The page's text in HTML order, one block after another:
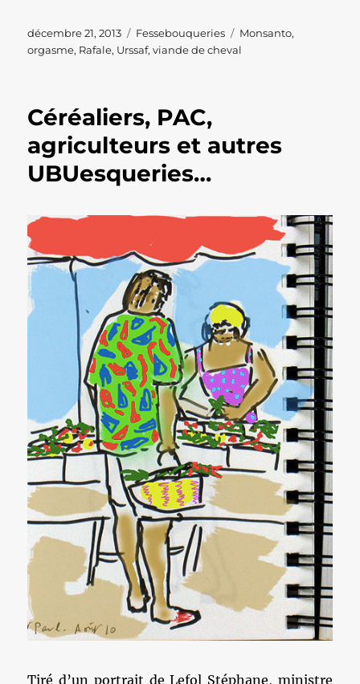
Publié
le
décembre 21, 2013 Catégories
Fessebouqueries Étiquettes
Monsanto,
orgasme, Rafale, Urssaf,viande de cheval
Céréaliers, PAC,
agriculteurs et autres
UBUesqueries…
Tiré d’un portrait de Lefol Stéphane, ministre